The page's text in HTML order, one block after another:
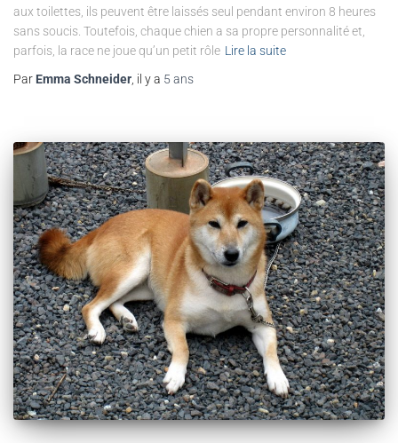
aux toilettes, ils peuvent être laissés seul pendant environ 8 heures
sans soucis. Toutefois, chaque chien a sa propre personnalité et,
parfois, la race ne joue qu’un petit rôle Lire la suite
Par Emma Schneider , il y a 5 ans